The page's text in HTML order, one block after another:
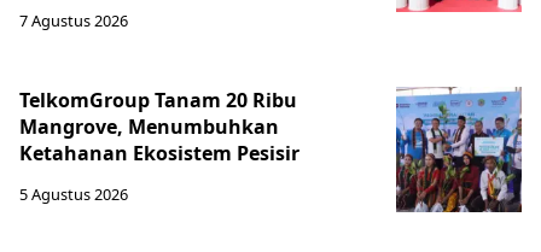
7 Agustus 2026
TelkomGroup Tanam 20 Ribu
Mangrove, Menumbuhkan
Ketahanan Ekosistem Pesisir
5 Agustus 2026